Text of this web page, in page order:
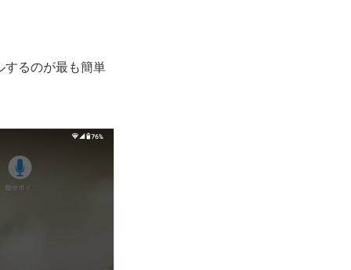
するのが最も簡単